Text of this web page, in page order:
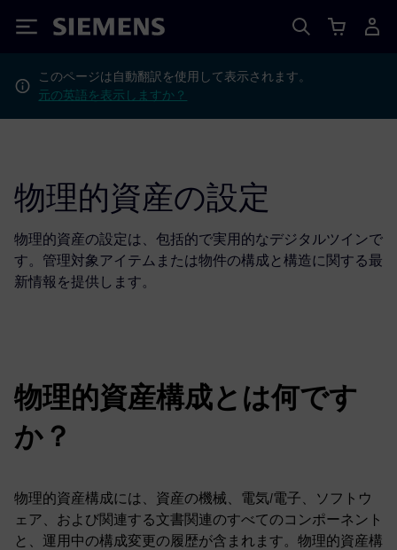
Siemens
このページは自動翻訳を使用して表示されます。
元の英語を表示しますか？
物理的資産の設定
物理的資産の設定は、包括的で実用的なデジタルツインで
す。管理対象アイテムまたは物件の構成と構造に関する最
新情報を提供します。
物理的資産構成とは何です
か？
物理的資産構成には、資産の機械、電気/電子、ソフトウ
ェア、および関連する文書関連のすべてのコンポーネント
と、運用中の構成変更の履歴が含まれます。物理的資産構